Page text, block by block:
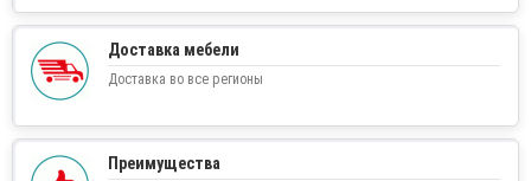
Доставка мебели
Доставка во все регионы
Преимущества